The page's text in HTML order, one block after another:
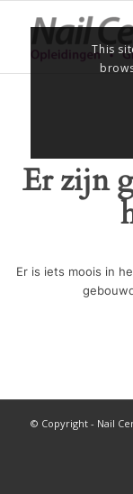
Er zijn
Er is iets moois in
© Copyright - Nail
This